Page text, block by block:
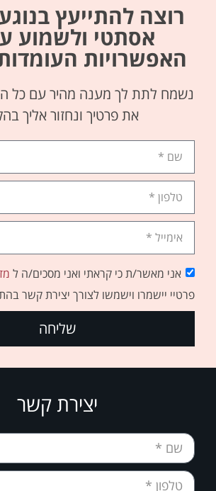
רוצה להתייעץ
אסתטי ולשמוע
האפשרויות
נשמח לתת לך מענה מהיר עם כל
את פרטיך ונחזור אליך
אני מאשר/ת כי קראתי ואני מסכים/ה ל
פרטיי יישמרו וישמשו לצורך יצירת קשר
שליחה
יצירת קשר